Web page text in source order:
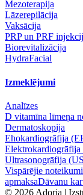
Mezoterapija
Lāzerepilācija
Vaksācija
PRP un PRF
Biorevitalizācija
HydraFacial
Izmeklējumi
Analīzes
D vitamīna līmeņa
Dermatoskopija
Ehokardiogrāfija
Ultrasonogrāfija
Vispārējie noteikumi
apmaksaDāvanu
© 2026 Adoria |